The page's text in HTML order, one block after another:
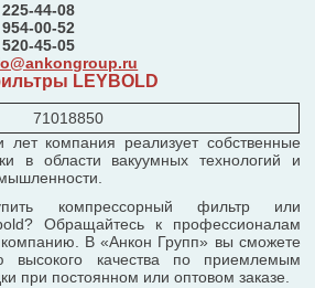
44-08
00-52
45-05
LEYBOLD
71018850
лет компания реализует собственные
в области вакуумных технологий и
компрессорный фильтр или
Обращайтесь к профессионалам
В «Анкон Групп» вы сможете
высокого качества по приемлемым
при постоянном или оптовом заказе.